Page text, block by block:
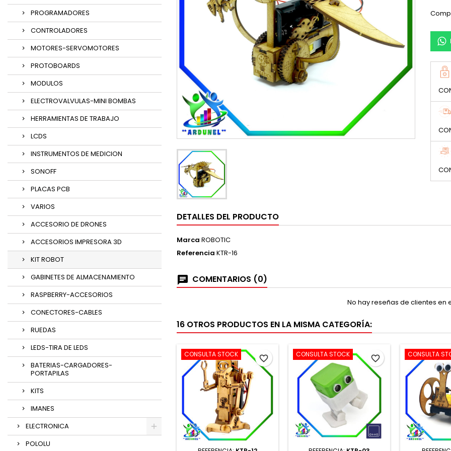
PROGRAMADORES
CONTROLADORES
MOTORES-SERVOMOTORES
PROTOBOARDS
MODULOS
ELECTROVALVULAS-MINI BOMBAS
HERRAMIENTAS DE TRABAJO
LCDS
INSTRUMENTOS DE MEDICION
SONOFF
PLACAS PCB
VARIOS
ACCESORIO DE DRONES
ACCESORIOS IMPRESORA 3D
KIT ROBOT
GABINETES DE ALMACENAMIENTO
RASPBERRY-ACCESORIOS
CONECTORES-CABLES
RUEDAS
LEDS-TIRA DE LEDS
BATERIAS-CARGADORES-
PORTAPILAS
KITS
IMANES
ELECTRONICA
POLOLU
DETALLES DEL PRODUCTO
Marca ROBOTIC
Referencia KTR-16
COMENTARIOS (0)
No hay reseñas de clientes en
16 OTROS PRODUCTOS EN LA MISMA CATEGORÍA:
CONSULTA STOCK favorite_border CONSULTA STOCK favorite_border CONSULTA